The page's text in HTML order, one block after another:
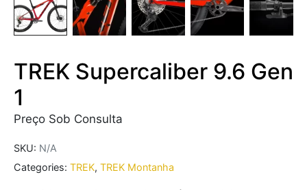
TREK Supercaliber 9.6 Gen
1
Preço Sob Consulta
SKU: N/A
Categories: TREK, TREK Montanha